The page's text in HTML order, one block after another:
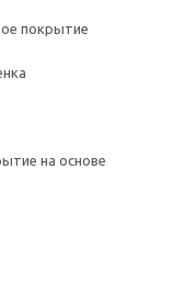
покрытие
на основе